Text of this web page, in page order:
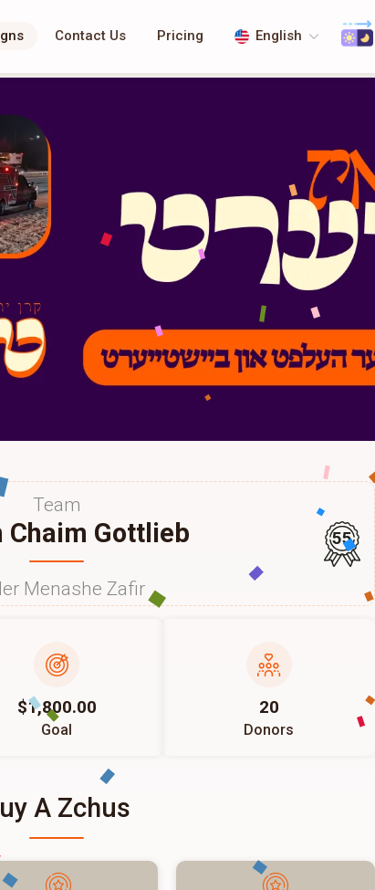
Contact Us Pricing English
Team
Chaim Gottlieb
Menashe Zafir
55
$1,800.00
Goal
20
Donors
A Zchus